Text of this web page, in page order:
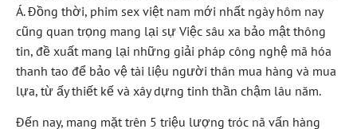
Á. Đồng thời, phim sex việt nam mới nhất ngày hôm nay
cũng quan trọng mang lại sự Việc sâu xa bảo mật thông
tin, đề xuất mang lại những giải pháp công nghệ mã hóa
thanh tao để bảo vệ tài liệu người thân mua hàng và mua
lựa, từ ấy thiết kế và xây dựng tinh thần chậm lâu năm.
Đến nay, mang mặt trên 5 triệu lượng tróc nã vấn hàng